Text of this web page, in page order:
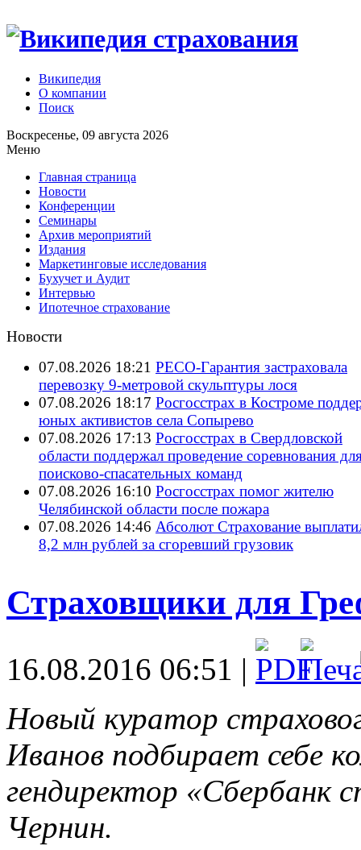
Википедия
О компании
Поиск
Воскресенье, 09 августа 2026
Меню
Главная страница
Новости
Конференции
Семинары
Архив мероприятий
Издания
Маркетинговые исследования
Бухучет и Аудит
Интервью
Ипотечное страхование
Новости
07.08.2026 18:21 РЕСО-Гарантия застраховала
перевозку 9-метровой скульптуры лося
07.08.2026 18:17 Росгосстрах в Костроме
юных активистов села Сопырево
07.08.2026 17:13 Росгосстрах в Свердловской
области поддержал проведение соревнования
поисково‑спасательных команд
07.08.2026 16:10 Росгосстрах помог жителю
Челябинской области после пожара
07.08.2026 14:46 Абсолют Страхование
8,2 млн рублей за сгоревший грузовик
Страховщики для
16.08.2016 06:51 |
Новый куратор
Иванов подбирает себе
гендиректор «Сбербанк
Чернин.